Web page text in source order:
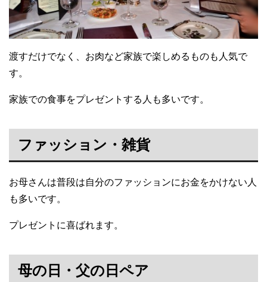
渡すだけでなく、お肉など家族で楽しめるものも人気で
す。
家族での食事をプレゼントする人も多いです。
ファッション・雑貨
お母さんは普段は自分のファッションにお金をかけない人
も多いです。
プレゼントに喜ばれます。
母の日・父の日ペア